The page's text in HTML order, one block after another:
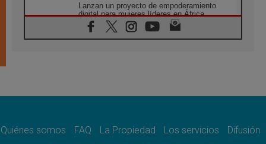
Lanzan un proyecto de empoderamiento
digital para mujeres líderes en África
07.08.2026
Programa oficial del Viaje Apostólico del
06.08.2026
06.08.2026
Quiénes somos FAQ La Propiedad Los servicios
Difusión